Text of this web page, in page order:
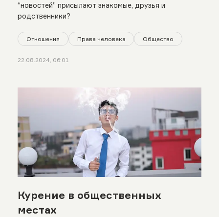
“новостей” присылают знакомые, друзья и
родственники?
Отношения Права человека Общество
22.08.2024, 06:01
Курение в общественных
местах